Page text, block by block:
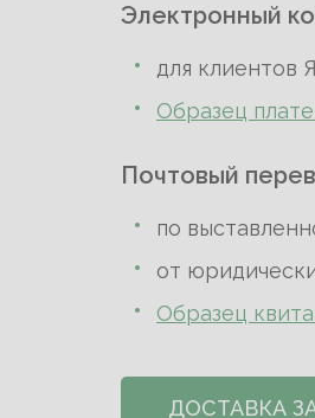
Электронный
для клиентов
Образец
Почтовый
по
от
Образец
ДОСТАВКА